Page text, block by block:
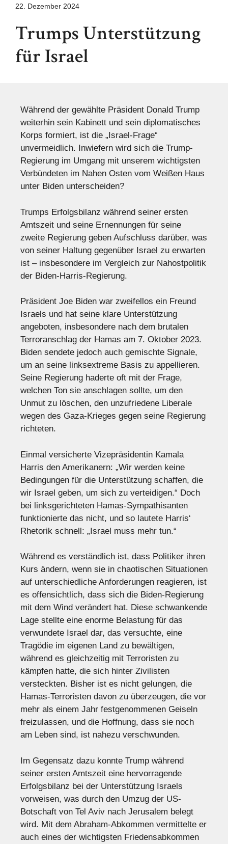
22. Dezember 2024
Trumps Unterstützung
für Israel
Während der gewählte Präsident Donald Trump
weiterhin sein Kabinett und sein diplomatisches
Korps formiert, ist die „Israel-Frage“
unvermeidlich. Inwiefern wird sich die Trump-
Regierung im Umgang mit unserem wichtigsten
Verbündeten im Nahen Osten vom Weißen Haus
unter Biden unterscheiden?
Trumps Erfolgsbilanz während seiner ersten
Amtszeit und seine Ernennungen für seine
zweite Regierung geben Aufschluss darüber, was
von seiner Haltung gegenüber Israel zu erwarten
ist – insbesondere im Vergleich zur Nahostpolitik
der Biden-Harris-Regierung.
Präsident Joe Biden war zweifellos ein Freund
Israels und hat seine klare Unterstützung
angeboten, insbesondere nach dem brutalen
Terroranschlag der Hamas am 7. Oktober 2023.
Biden sendete jedoch auch gemischte Signale,
um an seine linksextreme Basis zu appellieren.
Seine Regierung haderte oft mit der Frage,
welchen Ton sie anschlagen sollte, um den
Unmut zu löschen, den unzufriedene Liberale
wegen des Gaza-Krieges gegen seine Regierung
richteten.
Einmal versicherte Vizepräsidentin Kamala
Harris den Amerikanern: „Wir werden keine
Bedingungen für die Unterstützung schaffen, die
wir Israel geben, um sich zu verteidigen.“ Doch
bei linksgerichteten Hamas-Sympathisanten
funktionierte das nicht, und so lautete Harris‘
Rhetorik schnell: „Israel muss mehr tun.“
Während es verständlich ist, dass Politiker ihren
Kurs ändern, wenn sie in chaotischen Situationen
auf unterschiedliche Anforderungen reagieren, ist
es offensichtlich, dass sich die Biden-Regierung
mit dem Wind verändert hat. Diese schwankende
Lage stellte eine enorme Belastung für das
verwundete Israel dar, das versuchte, eine
Tragödie im eigenen Land zu bewältigen,
während es gleichzeitig mit Terroristen zu
kämpfen hatte, die sich hinter Zivilisten
versteckten. Bisher ist es nicht gelungen, die
Hamas-Terroristen davon zu überzeugen, die vor
mehr als einem Jahr festgenommenen Geiseln
freizulassen, und die Hoffnung, dass sie noch
am Leben sind, ist nahezu verschwunden.
Im Gegensatz dazu konnte Trump während
seiner ersten Amtszeit eine hervorragende
Erfolgsbilanz bei der Unterstützung Israels
vorweisen, was durch den Umzug der US-
Botschaft von Tel Aviv nach Jerusalem belegt
wird. Mit dem Abraham-Abkommen vermittelte er
auch eines der wichtigsten Friedensabkommen